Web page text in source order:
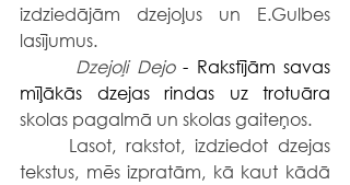
izdziedājām dzejoļus un E.Gulbes
lasījumus.
Dzejoļi Dejo - Rakstījām savas
skolas pagalmā un skolas gaiteņos.
tekstus, mēs izpratām, kā kaut kādā